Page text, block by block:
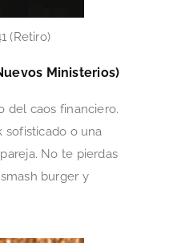
(Retiro)
Ministerios)
del caos financiero.
sofisticado o una
No te pierdas
burger y